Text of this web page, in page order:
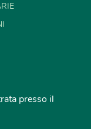
presso il